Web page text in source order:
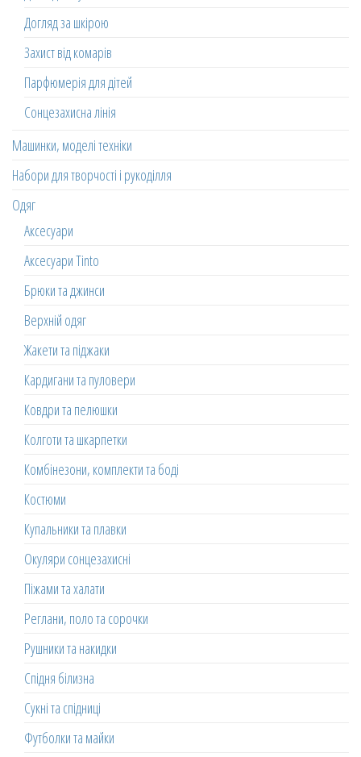
Догляд за шкірою
Захист від комарів
Парфюмерія для дітей
Сонцезахисна лінія
Машинки, моделі техніки
Набори для творчості і рукоділля
Одяг
Аксесуари
Аксесуари Tinto
Брюки та джинси
Верхній одяг
Жакети та піджаки
Кардигани та пуловери
Ковдри та пелюшки
Колготи та шкарпетки
Комбінезони, комплекти та боді
Костюми
Купальники та плавки
Окуляри сонцезахисні
Піжами та халати
Реглани, поло та сорочки
Рушники та накидки
Спідня білизна
Сукні та спідниці
Футболки та майки